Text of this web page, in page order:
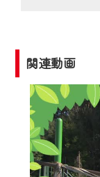
関連動画
ビス向上の
一部コンテ
CCNetサ
ページ※』
す。
何卒、ご